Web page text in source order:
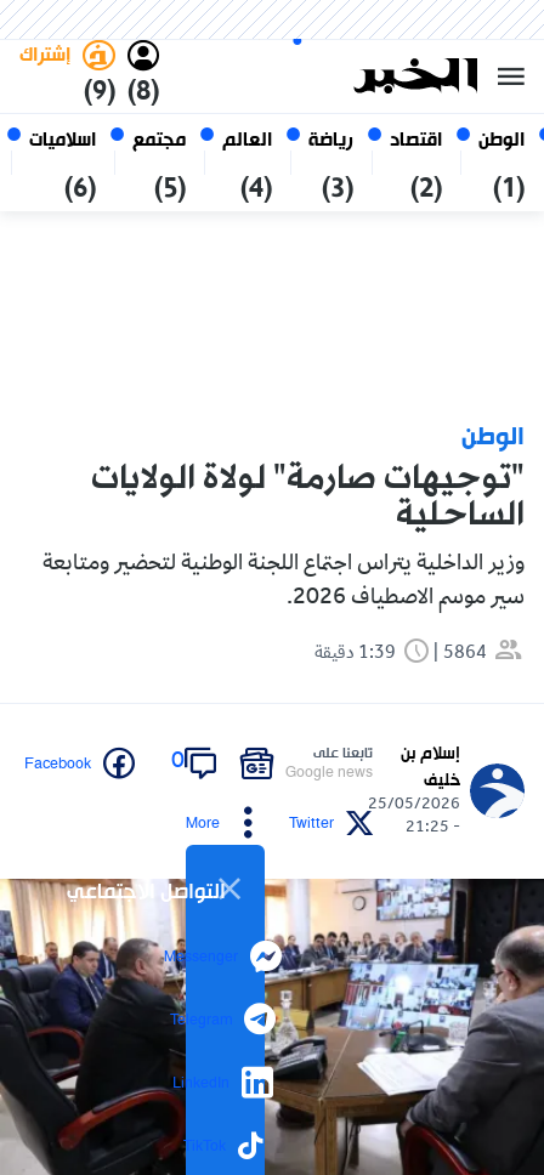
الوطن
(1)
اقتصاد
(2)
رياضة
(3)
العالم
(4)
مجتمع
(5)
اسلاميات
(6)
(8)
إشتراك
(9)
07 أغسطس 2026
الجزائر
الوطن
"توجيهات صارمة" لولاة الولايات
الساحلية
وزير الداخلية يتراس اجتماع اللجنة الوطنية لتحضير ومتابعة
سير موسم الاصطياف 2026.
5864
إسلام بن
خليف
25/05/2026
- 21:25
تابعنا على
Google news
0
Facebook
Twitter
More
التواصل الاجتماعي
Messenger
Telegram
LinkedIn
TikTok